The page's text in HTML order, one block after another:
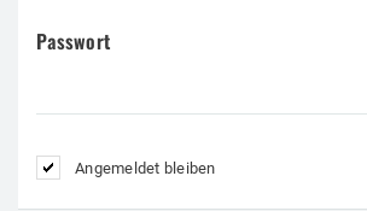
Passwort
Angemeldet bleiben